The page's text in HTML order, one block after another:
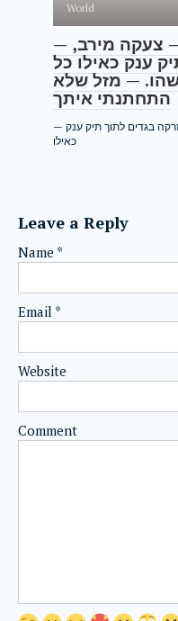
World
— זהו! אני עוזבת אותך! — צעקה מירב,
ענק כאילו כל
— מזל שלא
התחתנתי איתך
— זהו! אני עוזבת אותך! — צעקה מירב, וזרקה בגדים לתוך תיק ענק
כאילו
Leave a Reply
Name *
Email *
Website
Comment